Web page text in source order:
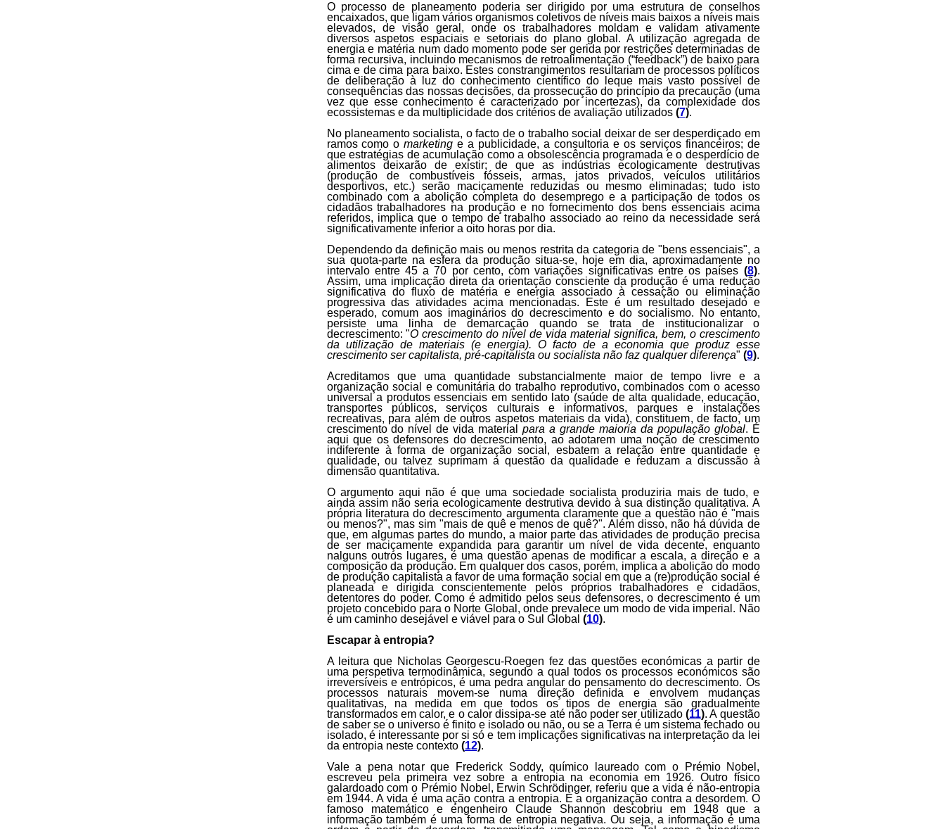
O processo de planeamento poderia ser dirigido por uma estrutura de conselhos
encaixados, que ligam vários organismos coletivos de níveis mais baixos a níveis mais
elevados, de visão geral, onde os trabalhadores moldam e validam ativamente
diversos aspetos espaciais e setoriais do plano global. A utilização agregada de
energia e matéria num dado momento pode ser gerida por restrições determinadas de
forma recursiva, incluindo mecanismos de retroalimentação (“feedback”) de baixo para
cima e de cima para baixo. Estes constrangimentos resultariam de processos políticos
de deliberação à luz do conhecimento científico do leque mais vasto possível de
consequências das nossas decisões, da prossecução do princípio da precaução (uma
vez que esse conhecimento é caracterizado por incertezas), da complexidade dos
ecossistemas e da multiplicidade dos critérios de avaliação utilizados (7).
No planeamento socialista, o facto de o trabalho social deixar de ser desperdiçado em
ramos como omarketing e a publicidade, a consultoria e os serviços financeiros; de
que estratégias de acumulação como a obsolescência programada e o desperdício de
alimentos deixarão de existir; de que as indústrias ecologicamente destrutivas
(produção de combustíveis fósseis, armas, jatos privados, veículos utilitários
desportivos, etc.) serão maciçamente reduzidas ou mesmo eliminadas; tudo isto
combinado com a abolição completa do desemprego e a participação de todos os
cidadãos trabalhadores na produção e no fornecimento dos bens essenciais acima
referidos, implica que o tempo de trabalho associado ao reino da necessidade será
significativamente inferior a oito horas por dia.
Dependendo da definição mais ou menos restrita da categoria de "bens essenciais", a
sua quota-parte na esfera da produção situa-se, hoje em dia, aproximadamente no
intervalo entre 45 a 70 por cento, com variações significativas entre os países (8).
Assim, uma implicação direta da orientação consciente da produção é uma redução
significativa do fluxo de matéria e energia associado à cessação ou eliminação
progressiva das atividades acima mencionadas. Este é um resultado desejado e
esperado, comum aos imaginários do decrescimento e do socialismo. No entanto,
persiste uma linha de demarcação quando se trata de institucionalizar o
decrescimento: "O crescimento do nível de vida material significa, bem, o crescimento
da utilização de materiais (e energia). O facto de a economia que produz esse
crescimento ser capitalista, pré-capitalista ou socialista não faz qualquer diferença" (9).
Acreditamos que uma quantidade substancialmente maior de tempo livre e a
organização social e comunitária do trabalho reprodutivo, combinados com o acesso
universal a produtos essenciais em sentido lato (saúde de alta qualidade, educação,
transportes públicos, serviços culturais e informativos, parques e instalações
recreativas, para além de outros aspetos materiais da vida), constituem, de facto, um
crescimento do nível de vida materialpara a grande maioria da população global. É
aqui que os defensores do decrescimento, ao adotarem uma noção de crescimento
indiferente à forma de organização social, esbatem a relação entre quantidade e
qualidade, ou talvez suprimam a questão da qualidade e reduzam a discussão à
dimensão quantitativa.
O argumento aqui não é que uma sociedade socialista produziria mais de tudo, e
ainda assim não seria ecologicamente destrutiva devido à sua distinção qualitativa. A
própria literatura do decrescimento argumenta claramente que a questão não é "mais
ou menos?", mas sim "mais de quê e menos de quê?". Além disso, não há dúvida de
que, em algumas partes do mundo, a maior parte das atividades de produção precisa
de ser maciçamente expandida para garantir um nível de vida decente, enquanto
nalguns outros lugares, é uma questão apenas de modificar a escala, a direção e a
composição da produção. Em qualquer dos casos, porém, implica a abolição do modo
de produção capitalista a favor de uma formação social em que a (re)produção social é
planeada e dirigida conscientemente pelos próprios trabalhadores e cidadãos,
detentores do poder. Como é admitido pelos seus defensores, o decrescimento é um
projeto concebido para o Norte Global, onde prevalece um modo de vida imperial. Não
é um caminho desejável e viável para o Sul Global (10).
Escapar à entropia?
A leitura que Nicholas Georgescu-Roegen fez das questões económicas a partir de
uma perspetiva termodinâmica, segundo a qual todos os processos económicos são
irreversíveis e entrópicos, é uma pedra angular do pensamento do decrescimento. Os
processos naturais movem-se numa direção definida e envolvem mudanças
qualitativas, na medida em que todos os tipos de energia são gradualmente
transformados em calor, e o calor dissipa-se até não poder ser utilizado (11). A questão
de saber se o universo é finito e isolado ou não, ou se a Terra é um sistema fechado ou
isolado, é interessante por si só e tem implicações significativas na interpretação da lei
da entropia neste contexto (12).
Vale a pena notar que Frederick Soddy, químico laureado com o Prémio Nobel,
escreveu pela primeira vez sobre a entropia na economia em 1926. Outro físico
galardoado com o Prémio Nobel, Erwin Schrödinger, referiu que a vida é não-entropia
em 1944. A vida é uma ação contra a entropia. É a organização contra a desordem. O
famoso matemático e engenheiro Claude Shannon descobriu em 1948 que a
informação também é uma forma de entropia negativa. Ou seja, a informação é uma